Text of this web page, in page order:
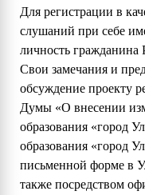
Для регистрации в
слушаний при себе
личность гражданина
Свои замечания и
обсуждение проекту
Думы «О внесении
образования «город
образования «город
письменной форме в
также посредством